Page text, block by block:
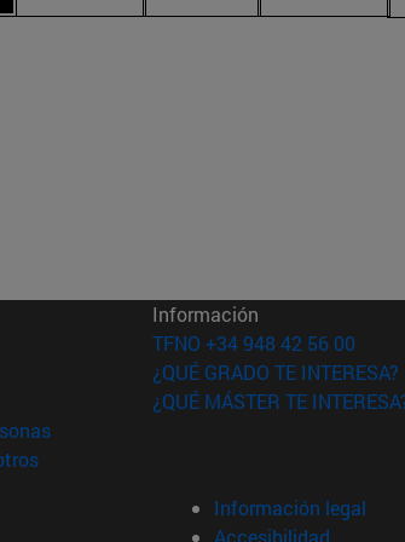
nueva ventana)
nueva ventana)
(abre en nueva ventana)
(abre en nueva ventana)
(abre en nueva ventana)
Información
TFNO +34 948 42 56 00
¿QUÉ GRADO TE INTERESA?
¿QUÉ MÁSTER TE
Información legal
Accesibilidad